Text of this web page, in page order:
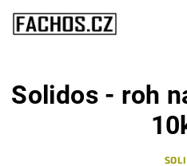
obsah
Solidos - roh